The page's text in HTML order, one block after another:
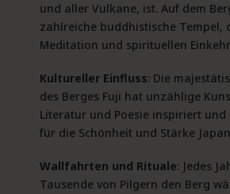
und aller Vulkane, ist. Auf dem
zahlreiche buddhistische Tempel,
Meditation und spirituellen
Kultureller Einfluss: Die
des Berges Fuji hat unzählige
Literatur und Poesie inspiriert und
für die Schönheit und Stärke
Wallfahrten und Rituale: Jedes
Tausende von Pilgern den Berg